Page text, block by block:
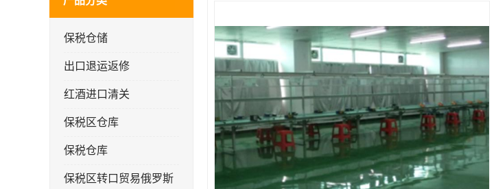
保税仓储
出口退运返修
红酒进口清关
保税区仓库
保税仓库
保税区转口贸易俄罗斯